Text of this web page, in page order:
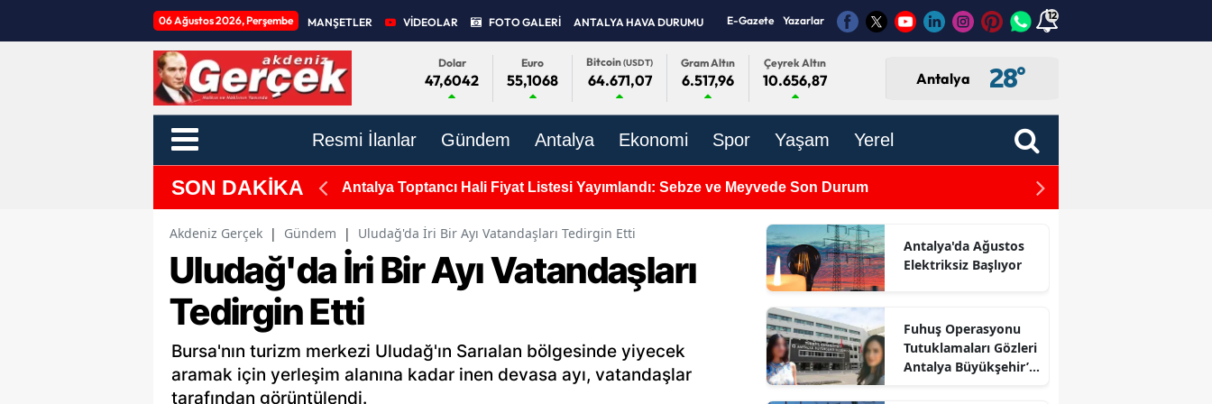
06 Ağustos 2026, Perşembe MANŞETLER VİDEOLAR FOTO GALERİ ANTALYA HAVA DURUMU E-Gazete Yazarlar 12
Dolar
47,6042
Euro
55,1068
Bitcoin(USDT)
64.671,07
Gram Altın
6.517,96
Çeyrek Altın
10.656,87 Antalya 28°
Resmi İlanlar Gündem Antalya Ekonomi Spor Yaşam Yerel
SON DAKİKA Antalya Toptancı Hali Fiyat Listesi Yayımlandı: Sebze ve Meyvede Son Durum TBMM'de Kabul Edildi:
Akdeniz Gerçek | Gündem | Uludağ'da İri Bir Ayı Vatandaşları Tedirgin Etti
Uludağ'da İri Bir Ayı Vatandaşları
Tedirgin Etti
Bursa'nın turizm merkezi Uludağ'ın Sarıalan bölgesinde yiyecek
aramak için yerleşim alanına kadar inen devasa ayı, vatandaşlar
tarafından görüntülendi.
Antalya'da Ağustos
Elektriksiz Başlıyor
Fuhuş Operasyonu
Tutuklamaları Gözleri
Antalya Büyükşehir’e